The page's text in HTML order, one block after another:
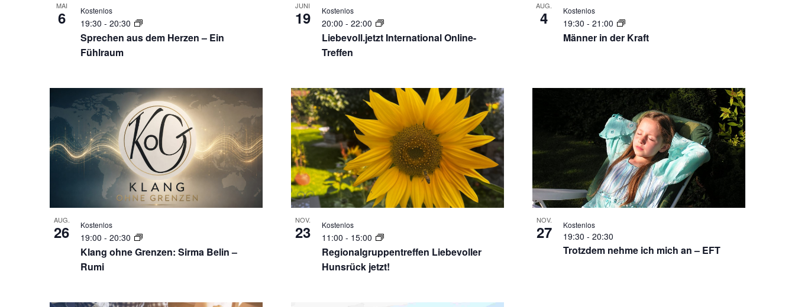
MAI
6
Sprechen aus dem Herzen – Ein
Fühlraum
19:30 - 20:30
Kostenlos JUNI
19
Liebevoll.jetzt International Online-
Treffen
20:00 - 22:00
Kostenlos AUG.
4
Männer in der Kraft
19:30 - 21:00
Kostenlos
AUG.
26
Klang ohne Grenzen: Sirma Belin –
Rumi
19:00 - 20:30
Kostenlos NOV.
23
Regionalgruppentreffen Liebevoller
Hunsrück jetzt!
11:00 - 15:00
Kostenlos NOV.
27
Trotzdem nehme ich mich an – EFT
19:30 - 20:30
Kostenlos